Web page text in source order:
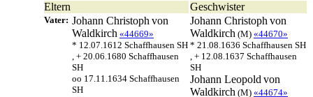
Eltern Geschwister
Vater: Johann Christoph von
Waldkirch «44669»
* 12.07.1612 Schaffhausen SH
, + 20.06.1680 Schaffhausen
SH
oo 17.11.1634 Schaffhausen
SH
Johann Christoph von
Waldkirch (M) «44670»
* 21.08.1636 Schaffhausen SH
, + 12.08.1637 Schaffhausen
SH
Johann Leopold von
Waldkirch (M) «44674»